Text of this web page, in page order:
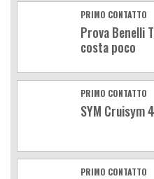
PRIMO CONTATTO
Prova Benelli
costa poco
PRIMO CONTATTO
SYM Cruisym
PRIMO CONTATTO